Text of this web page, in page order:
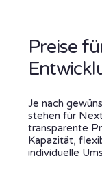
Preise
Je nach
stehen für
transparente
Kapazität,
individuelle